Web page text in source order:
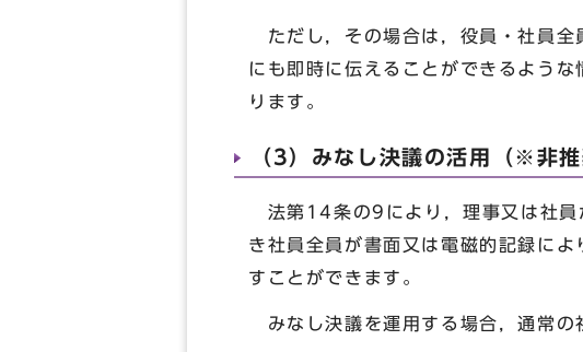
ただし，その場合は，役員・社員全
にも即時に伝えることができるよう
ります。
（3）みなし決議の活用（※非推
法第14条の9により，理事又は社員
き社員全員が書面又は電磁的記録に
すことができます。
みなし決議を運用する場合，通常の